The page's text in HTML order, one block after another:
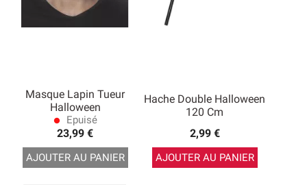
Masque Lapin Tueur
Halloween
lens Epuisé
23,99 €
AJOUTER AU PANIER
Hache Double Halloween
120 Cm
2,99 €
AJOUTER AU PANIER